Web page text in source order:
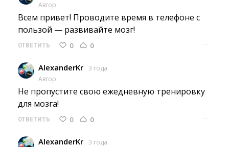
Автор
Всем привет! Проводите время в телефоне с
пользой — развивайте мозг!
ОТВЕТИТЬ 0 0 ···
AlexanderKr 3 года
Автор
Не пропустите свою ежедневную тренировку
для мозга!
ОТВЕТИТЬ 0 0 ···
AlexanderKr 3 года